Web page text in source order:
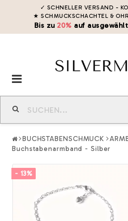
✓ SCHNELLER VERSAND -
★ SCHMUCKSCHACHTEL &
Bis zu20% auf
Toggle
navigation
BUCHSTABENSCHMUCK
Buchstabenarmband - Silber
- 13%